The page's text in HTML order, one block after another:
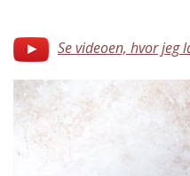
Se videoen, hvor jeg